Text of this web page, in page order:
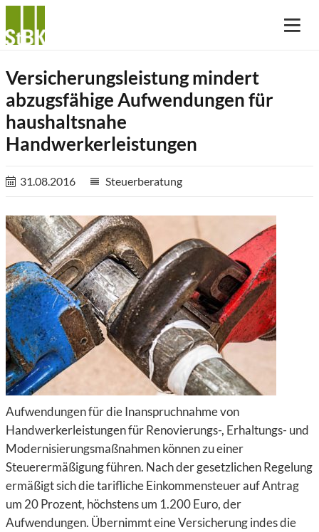
Versicherungsleistung mindert
abzugsfähige Aufwendungen für
haushaltsnahe
Handwerkerleistungen
31.08.2016 reorder Steuerberatung
Aufwendungen für die Inanspruchnahme von
Handwerkerleistungen für Renovierungs-, Erhaltungs- und
Modernisierungsmaßnahmen können zu einer
Steuerermäßigung führen. Nach der gesetzlichen Regelung
ermäßigt sich die tarifliche Einkommensteuer auf Antrag
um 20 Prozent, höchstens um 1.200 Euro, der
Aufwendungen. Übernimmt eine Versicherung indes die